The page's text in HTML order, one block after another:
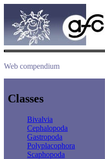
Web compendium
Classes
Bivalvia
Cephalopoda
Gastropoda
Polyplacophora
Scaphopoda